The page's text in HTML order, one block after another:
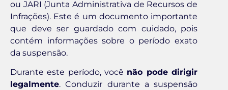
ou JARI (Junta Administrativa de Recursos de
Infrações). Este é um documento importante
que deve ser guardado com cuidado, pois
contém informações sobre o período exato
da suspensão.
Durante este período, você não pode dirigir
legalmente. Conduzir durante a suspensão